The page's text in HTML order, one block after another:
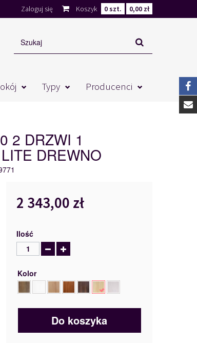
Koszyk 0szt. 0,00 zł
Zaloguj się
Typy Producenci
2 DRZWI 1
DREWNO
2 343,00 zł
Ilość
Do koszyka